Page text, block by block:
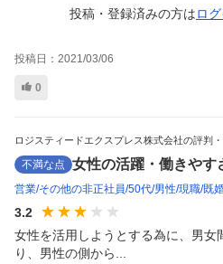
投稿・登録済みの方はロ
投稿日： 2021/03/06
0
ロジスティードエクスプレス株式会社の評判
不満な点 女性の活躍・働きやす
営業 その他の非正社員 50代 男性 現職 既
3.2
女性を活用しようとする為に、男女
り、男性の側から...